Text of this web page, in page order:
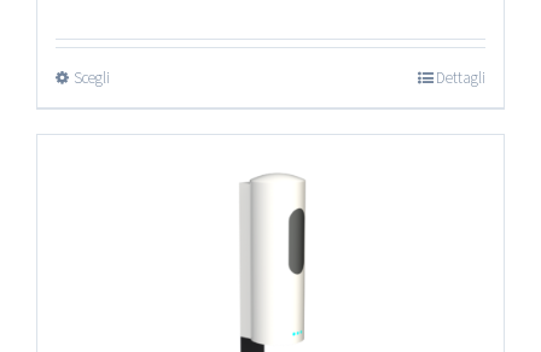
Scegli Dettagli